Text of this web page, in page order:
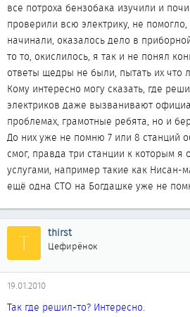
все потроха бензобака изучили и
проверили всю электрику, не
начинали, оказалось дело в
то то, окислилось, я так и не понял
ответы щедры не были, пытать их что
Кому интересно могу сказать, где
электриков даже вызванивают
проблемах, грамотные ребята, но и
До них уже не помню 7 или 8 станций
смог, правда три станции к которым
услугами, например такие как Нисан-
ещё одна СТО на Богдашке уже не
T thirst
Цефирёнок
19.01.2010
Так где решил-то? Интересно.